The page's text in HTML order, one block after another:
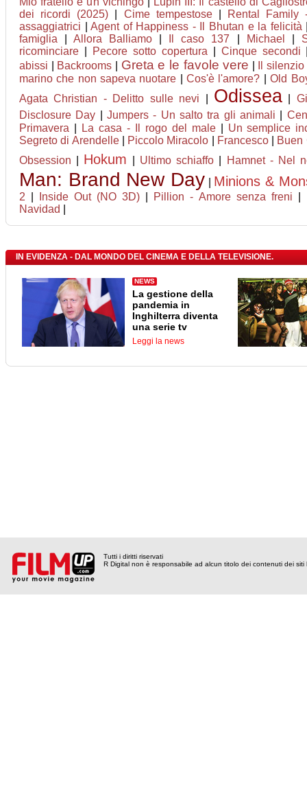
dei ricordi (2025)
Cime tempestose|
Rental
assaggiatrici |Agent of Happiness - Il Bhutan e la felicità
famiglia |Allora Balliamo Il caso 137 Michael
ricominciare
Pecore sotto copertura Cinque secondi
abissi
Backrooms Greta e le favole vere
Il
marino che non sapeva nuotare |Cos'è l'amore? |Old
Agata Christian - Delitto sulle nevi
Odissea
Disclosure Day |Jumpers - Un salto tra gli animali
Primavera
La casa - Il rogo del male| Un semplice
Segreto di Arendelle| Piccolo Miracolo Francesco|
Buen
Obsession
Hokum Ultimo schiaffo Hamnet - Nel
Man: Brand New Day Minions &
2 Inside Out (NO 3D) Pillion - Amore senza freni
Navidad
IN EVIDENZA - DAL MONDO DEL CINEMA E DELLA TELEVISIONE.
NEWS
La gestione della
pandemia in
Inghilterra diventa
una serie tv
Leggi la news
Tutti i diritti riservati
R Digital non è responsabile ad alcun titolo dei contenuti dei siti